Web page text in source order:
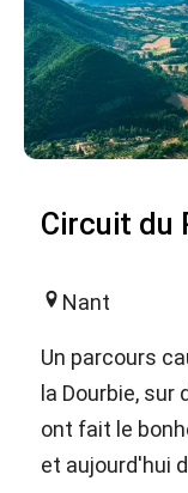
Circuit du
Nant
Un parcours
la Dourbie,
ont fait le
et aujourd'hui